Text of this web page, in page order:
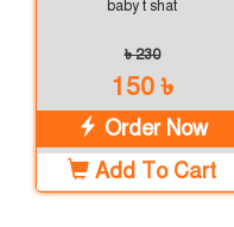
baby t shat
৳ 230
150 ৳
Order Now
Add To Cart